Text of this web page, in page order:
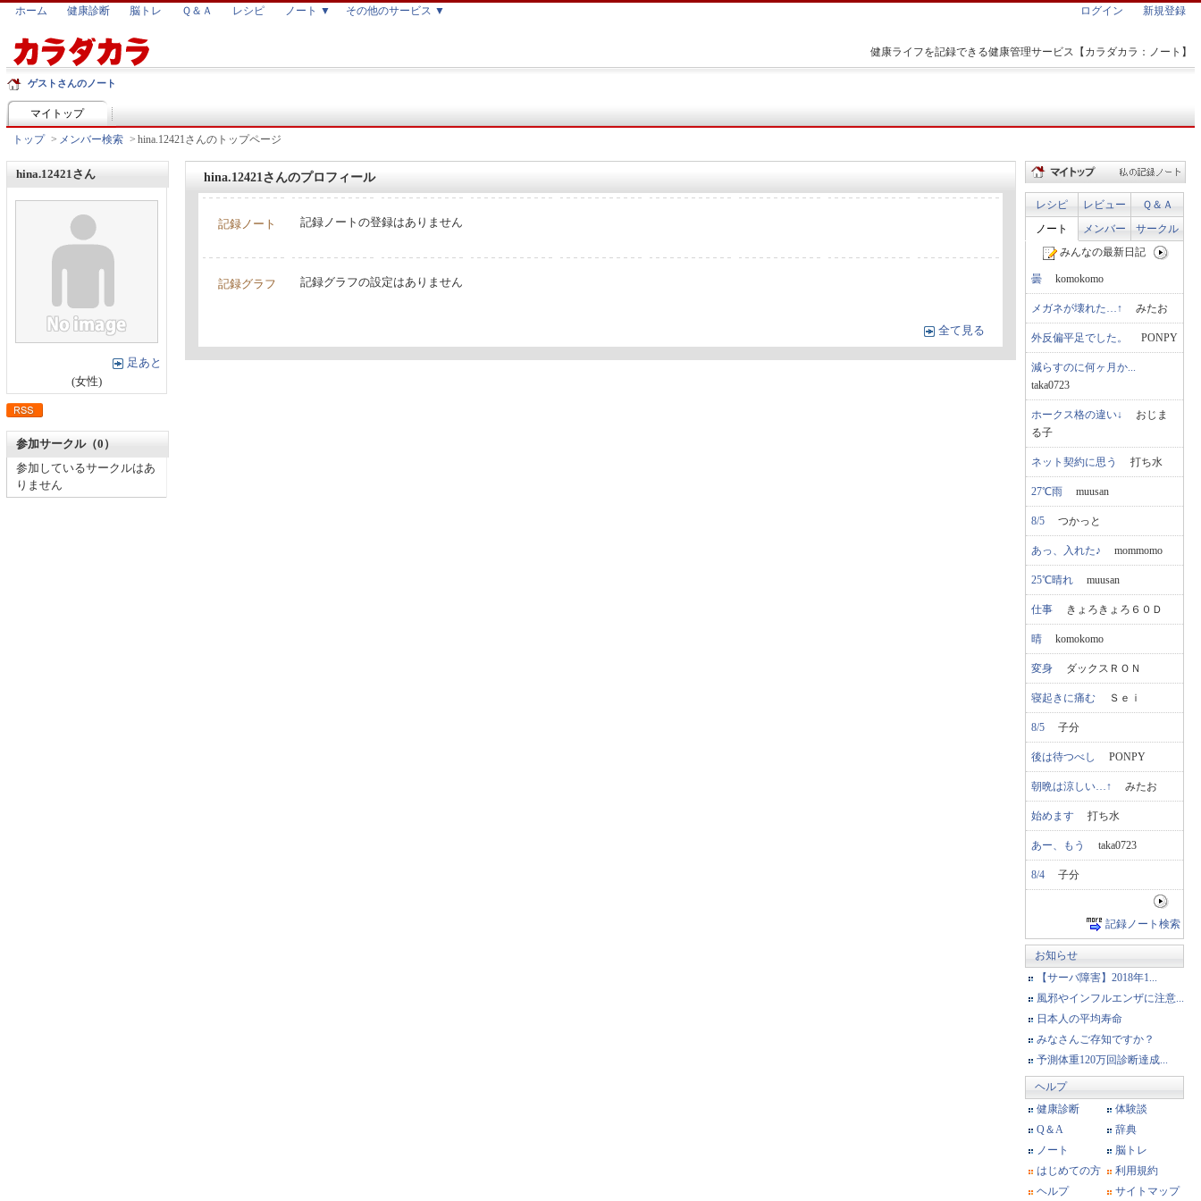
健康ライフを記録できる健康管理サービス【カラダカラ：ノート】
ホーム 健康診断 脳トレ Ｑ＆Ａ レシピ ノート ▼ その他のサービス ▼ ログイン 新規登録
ゲストさんのノート
マイトップ
トップ > メンバー検索 > hina.12421さんのトップページ
hina.12421さん
足あと
(女性)
参加サークル（0）
参加しているサークルはあ
りません
hina.12421さんのプロフィール
記録ノート 記録ノートの登録はありません
記録グラフ 記録グラフの設定はありません
全て見る
レシピ レビュー
Ｑ＆Ａ
ノート
メンバー
サークル
みんなの最新日記
曇 komokomo
メガネが壊れた…↑ みたお
外反偏平足でした。 PONPY
減らすのに何ヶ月か...
taka0723
ホークス格の違い↓ おじま
る子
ネット契約に思う 打ち水
27℃雨 muusan
8/5 つかっと
あっ、入れた♪ mommomo
25℃晴れ muusan
仕事 きょろきょろ６０Ｄ
晴 komokomo
変身 ダックスＲＯＮ
寝起きに痛む Ｓｅｉ
8/5 子分
後は待つべし PONPY
朝晩は涼しい…↑ みたお
始めます 打ち水
あー、もう taka0723
8/4 子分
記録ノート検索
お知らせ
【サーバ障害】2018年1...
風邪やインフルエンザに注意...
日本人の平均寿命
みなさんご存知ですか？
予測体重120万回診断達成...
ヘルプ
健康診断
体験談
Q＆A
辞典
ノート
脳トレ
はじめての方
利用規約
ヘルプ
サイトマップ